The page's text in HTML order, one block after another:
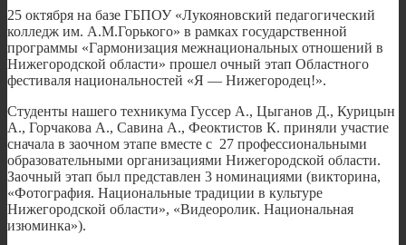
25 октября на базе ГБПОУ «Лукояновский педагогический
колледж им. А.М.Горького» в рамках государственной
программы «Гармонизация межнациональных отношений в
Нижегородской области» прошел очный этап Областного
фестиваля национальностей «Я — Нижегородец!».
Студенты нашего техникума Гуссер А., Цыганов Д., Курицын
А., Горчакова А., Савина А., Феоктистов К. приняли участие
сначала в заочном этапе вместе с 27 профессиональными
образовательными организациями Нижегородской области.
Заочный этап был представлен 3 номинациями (викторина,
«Фотография. Национальные традиции в культуре
Нижегородской области», «Видеоролик. Национальная
изюминка»).